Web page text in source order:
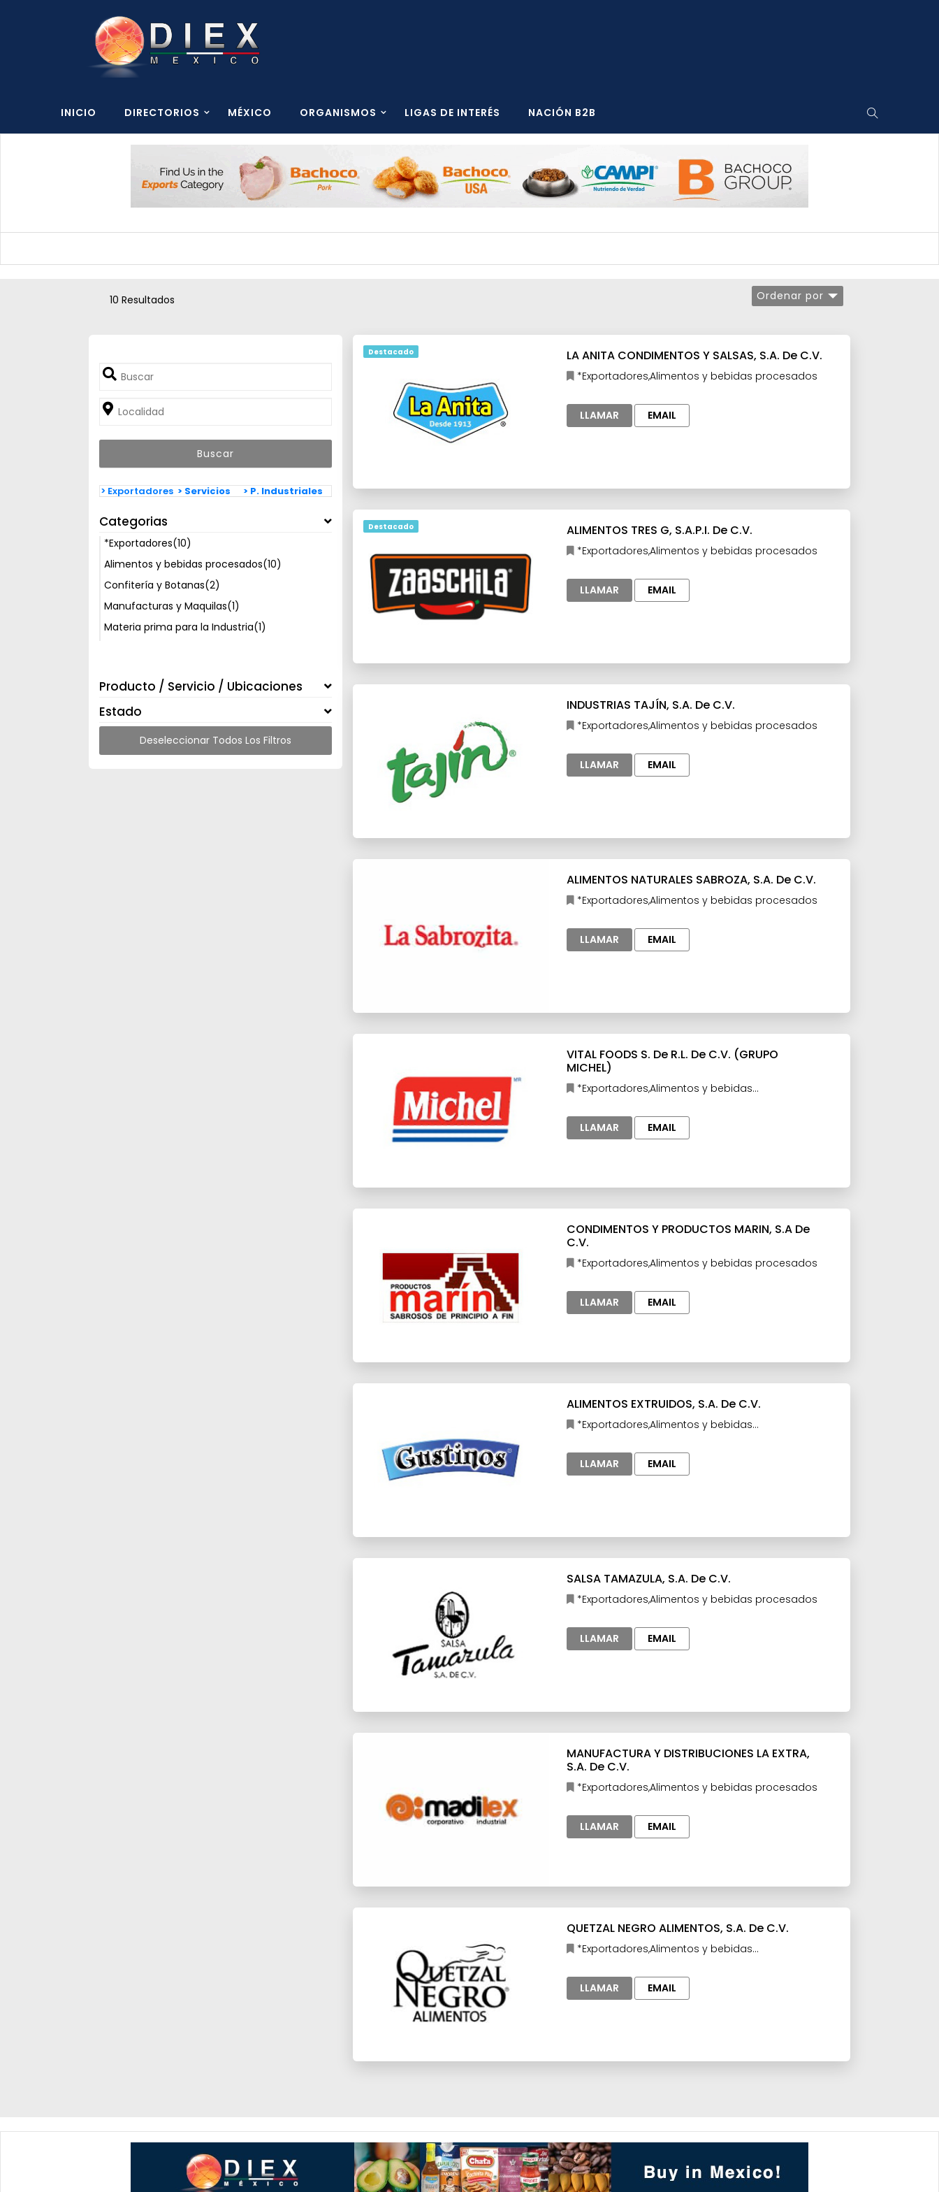
INICIO DIRECTORIOS MÉXICO ORGANISMOS LIGAS DE INTERÉS NACIÓN B2B
> Exportadores > Servicios > P. Industriales
Categorias
*Exportadores(10)
Alimentos y bebidas procesados(10)
Confitería y Botanas(2)
Manufacturas y Maquilas(1)
Materia prima para la Industria(1)
Producto / Servicio / Ubicaciones
Estado
10 Resultados Ordenar por
Deseleccionar Todos Los Filtros
Destacado LA ANITA CONDIMENTOS Y SALSAS, S.A. De C.V.
*Exportadores,Alimentos y bebidas procesados
LLAMAR EMAIL
Destacado ALIMENTOS TRES G, S.A.P.I. De C.V.
*Exportadores,Alimentos y bebidas procesados
LLAMAR EMAIL
INDUSTRIAS TAJÍN, S.A. De C.V.
*Exportadores,Alimentos y bebidas procesados
LLAMAR EMAIL
ALIMENTOS NATURALES SABROZA, S.A. De C.V.
*Exportadores,Alimentos y bebidas procesados
LLAMAR EMAIL
VITAL FOODS S. De R.L. De C.V. (GRUPO
MICHEL)
*Exportadores,Alimentos y bebidas
LLAMAR
EMAIL
CONDIMENTOS Y PRODUCTOS MARIN, S.A De
C.V.
*Exportadores,Alimentos y bebidas procesados
LLAMAR EMAIL
ALIMENTOS EXTRUIDOS, S.A. De C.V.
*Exportadores,Alimentos y bebidas
LLAMAR
EMAIL
SALSA TAMAZULA, S.A. De C.V.
*Exportadores,Alimentos y bebidas procesados
LLAMAR EMAIL
MANUFACTURA Y DISTRIBUCIONES LA EXTRA,
S.A. De C.V.
*Exportadores,Alimentos y bebidas procesados
LLAMAR EMAIL
QUETZAL NEGRO ALIMENTOS, S.A. De C.V.
*Exportadores,Alimentos y bebidas
prima para la Industria
LLAMAR
EMAIL